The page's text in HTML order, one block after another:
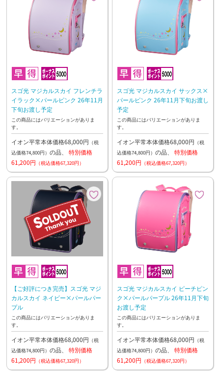
スゴ光 マジカルスカイ フレンチラ
イラック×パールピンク 26年11月
下旬お渡し予定
この商品にはバリエーションがありま
す。
イオン平常本体価格68,000円 （税
込価格74,800円） の品、 特別価格
61,200円 （税込価格67,320円）
スゴ光 マジカルスカイ サックス×
パールピンク 26年11月下旬お渡し
予定
この商品にはバリエーションがありま
す。
イオン平常本体価格68,000円 （税
込価格74,800円） の品、 特別価格
61,200円 （税込価格67,320円）
【ご好評につき完売】スゴ光 マジ
カルスカイ ネイビー×パールパー
プル
この商品にはバリエーションがありま
す。
イオン平常本体価格68,000円 （税
込価格74,800円） の品、 特別価格
61,200円 （税込価格67,320円）
スゴ光 マジカルスカイ ピーチピン
ク×パールパープル 26年11月下旬
お渡し予定
この商品にはバリエーションがありま
す。
イオン平常本体価格68,000円 （税
込価格74,800円） の品、 特別価格
61,200円 （税込価格67,320円）